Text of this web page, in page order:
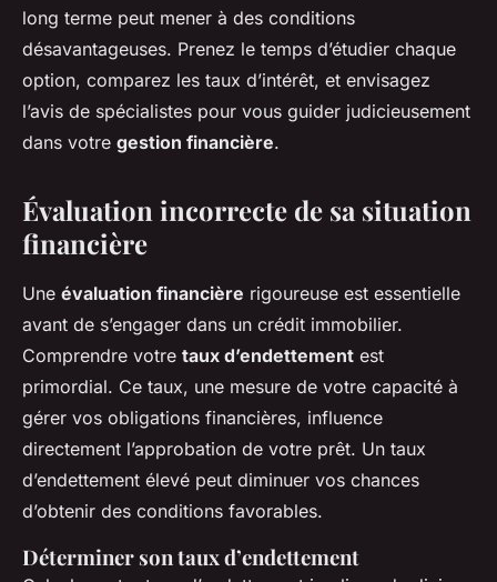
long terme peut mener à des conditions
désavantageuses. Prenez le temps d’étudier chaque
option, comparez les taux d’intérêt, et envisagez
l’avis de spécialistes pour vous guider judicieusement
dans votre gestion financière.
Évaluation incorrecte de sa situation
financière
Une évaluation financière rigoureuse est essentielle
avant de s’engager dans un crédit immobilier.
Comprendre votre taux d’endettement est
primordial. Ce taux, une mesure de votre capacité à
gérer vos obligations financières, influence
directement l’approbation de votre prêt. Un taux
d’endettement élevé peut diminuer vos chances
d’obtenir des conditions favorables.
Déterminer son taux d’endettement